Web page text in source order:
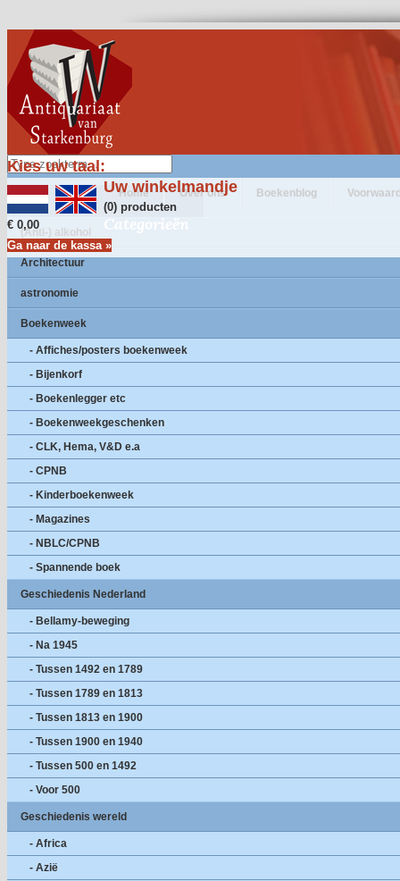
Kies uw taal:
Uw winkelmandje
(0) producten
€ 0,00
Ga naar de kassa »
Home Over ons Boekenblog
Categorieën
(Anti-) alkohol
Architectuur
astronomie
Boekenweek
- Affiches/posters boekenweek
- Bijenkorf
- Boekenlegger etc
- Boekenweekgeschenken
- CLK, Hema, V&D e.a
- CPNB
- Kinderboekenweek
- Magazines
- NBLC/CPNB
- Spannende boek
Geschiedenis Nederland
- Bellamy-beweging
- Na 1945
- Tussen 1492 en 1789
- Tussen 1789 en 1813
- Tussen 1813 en 1900
- Tussen 1900 en 1940
- Tussen 500 en 1492
- Voor 500
Geschiedenis wereld
- Africa
- Azië